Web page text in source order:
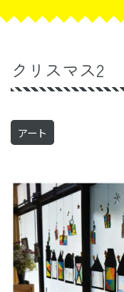
動
クリスマス2
アート